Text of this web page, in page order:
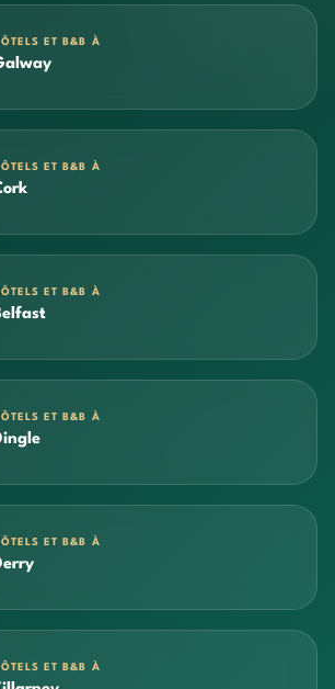
ET B&B À
ET B&B À
ET B&B À
ET B&B À
ET B&B À
ET B&B À